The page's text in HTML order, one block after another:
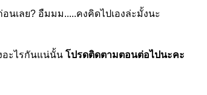
นเลย? อืมมม.....คงคิดไปเองล่ะมั้งนะ
ะไรกันแน่นั้น โปรดติดตามตอนต่อไปนะคะ